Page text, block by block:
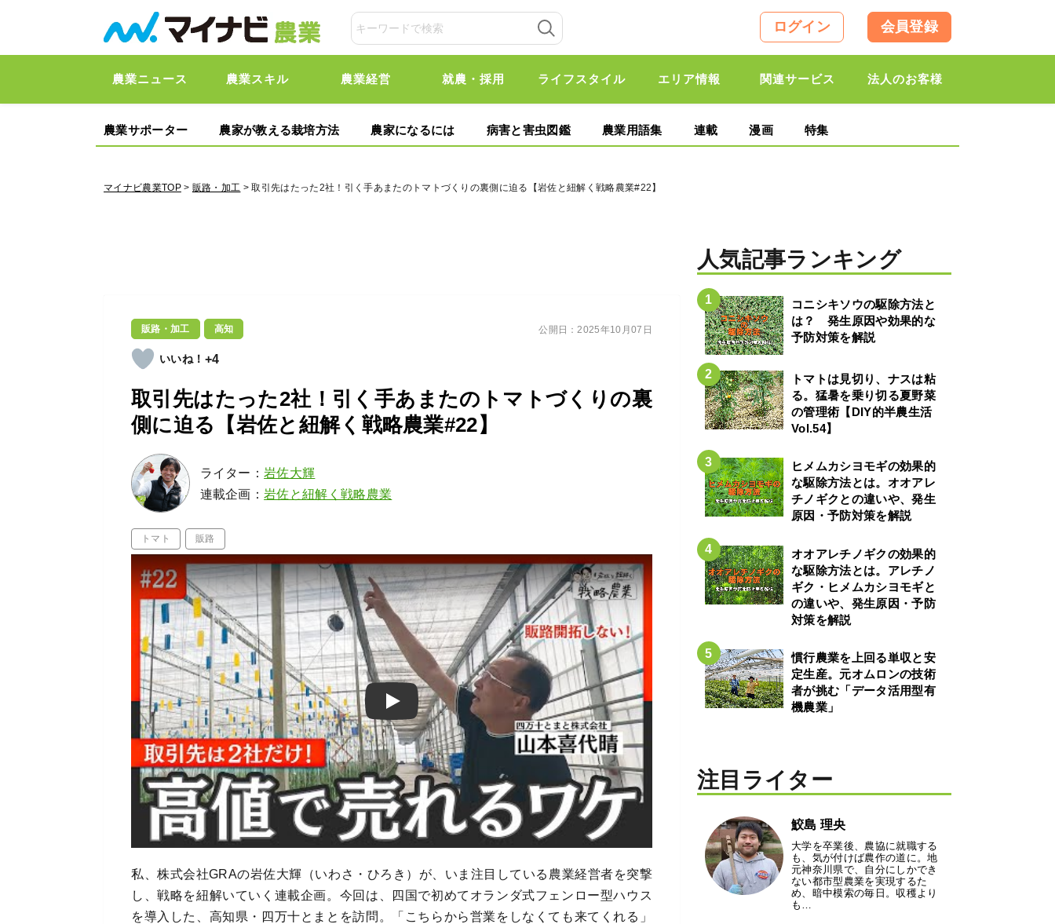
ログイン 会員登録
農業ニュース 農業スキル 農業経営 就農・採用 ライフスタイル エリア情報 関連サービス 法人のお客様
農業サポーター 農家が教える栽培方法 農家になるには 病害と害虫図鑑 農業用語集 連載 漫画 特集
マイナビ農業TOP> 販路・加工 > 取引先はたった2社！引く手あまたのトマトづくりの裏側に迫る【岩佐と紐解く戦略農業#22】
販路・加工 高知
+4
取引先はたった2社！引く手あまたのトマトづくりの裏
側に迫る【岩佐と紐解く戦略農業#22】
ライター：岩佐大輝
連載企画：岩佐と紐解く戦略農業
トマト 販路
Play
公開日：2025年10月07日
私、株式会社GRAの岩佐大輝（いわさ・ひろき）が、いま注目している農業経営者を突撃
し、戦略を紐解いていく連載企画。今回は、四国で初めてオランダ式フェンロー型ハウス
を導入した、高知県・四万十とまとを訪問。「こちらから営業をしなくても来てくれる」
人気記事ランキング
コニシキソウの駆除方法と
は？ 発生原因や効果的な
予防対策を解説
トマトは見切り、ナスは粘
る。猛暑を乗り切る夏野菜
の管理術【DIY的半農生活
Vol.54】
ヒメムカシヨモギの効果的
な駆除方法とは。オオアレ
チノギクとの違いや、発生
原因・予防対策を解説
オオアレチノギクの効果的
な駆除方法とは。アレチノ
ギク・ヒメムカシヨモギと
の違いや、発生原因・予防
対策を解説
慣行農業を上回る単収と安
定生産。元オムロンの技術
者が挑む「データ活用型有
機農業」
注目ライター
鮫島 理央
大学を卒業後、農協に就職する
も、気が付けば農作の道に。地
元神奈川県で、自分にしかでき
ない都市型農業を実現するた
め、暗中模索の毎日。収穫より
も…